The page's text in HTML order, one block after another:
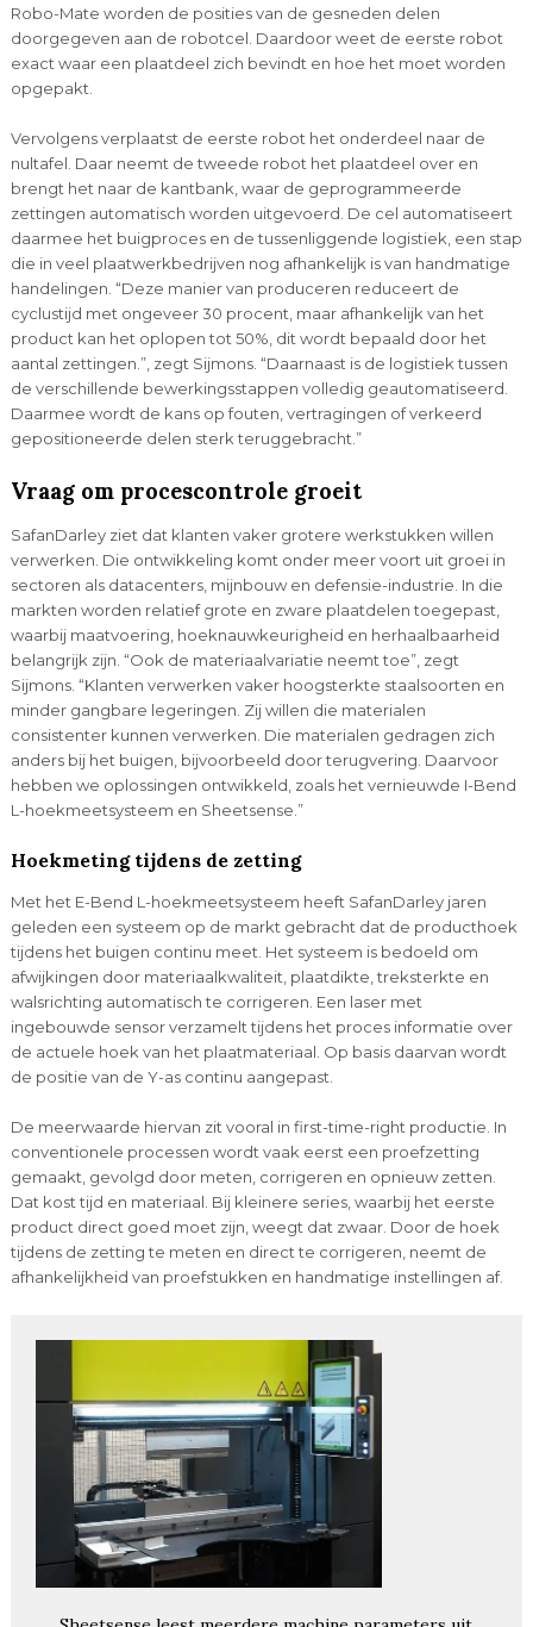
Robo-Mate worden de posities van de gesneden delen
doorgegeven aan de robotcel. Daardoor weet de eerste robot
exact waar een plaatdeel zich bevindt en hoe het moet worden
opgepakt.
Vervolgens verplaatst de eerste robot het onderdeel naar de
nultafel. Daar neemt de tweede robot het plaatdeel over en
brengt het naar de kantbank, waar de geprogrammeerde
zettingen automatisch worden uitgevoerd. De cel automatiseert
daarmee het buigproces en de tussenliggende logistiek, een stap
die in veel plaatwerkbedrijven nog afhankelijk is van handmatige
handelingen. “Deze manier van produceren reduceert de
cyclustijd met ongeveer 30 procent, maar afhankelijk van het
product kan het oplopen tot 50%, dit wordt bepaald door het
aantal zettingen.”, zegt Sijmons. “Daarnaast is de logistiek tussen
de verschillende bewerkingsstappen volledig geautomatiseerd.
Daarmee wordt de kans op fouten, vertragingen of verkeerd
gepositioneerde delen sterk teruggebracht.”
Vraag om procescontrole groeit
SafanDarley ziet dat klanten vaker grotere werkstukken willen
verwerken. Die ontwikkeling komt onder meer voort uit groei in
sectoren als datacenters, mijnbouw en defensie-industrie. In die
markten worden relatief grote en zware plaatdelen toegepast,
waarbij maatvoering, hoeknauwkeurigheid en herhaalbaarheid
belangrijk zijn. “Ook de materiaalvariatie neemt toe”, zegt
Sijmons. “Klanten verwerken vaker hoogsterkte staalsoorten en
minder gangbare legeringen. Zij willen die materialen
consistenter kunnen verwerken. Die materialen gedragen zich
anders bij het buigen, bijvoorbeeld door terugvering. Daarvoor
hebben we oplossingen ontwikkeld, zoals het vernieuwde I-Bend
L-hoekmeetsysteem en Sheetsense.”
Hoekmeting tijdens de zetting
Met het E-Bend L-hoekmeetsysteem heeft SafanDarley jaren
geleden een systeem op de markt gebracht dat de producthoek
tijdens het buigen continu meet. Het systeem is bedoeld om
afwijkingen door materiaalkwaliteit, plaatdikte, treksterkte en
walsrichting automatisch te corrigeren. Een laser met
ingebouwde sensor verzamelt tijdens het proces informatie over
de actuele hoek van het plaatmateriaal. Op basis daarvan wordt
de positie van de Y-as continu aangepast.
De meerwaarde hiervan zit vooral in first-time-right productie. In
conventionele processen wordt vaak eerst een proefzetting
gemaakt, gevolgd door meten, corrigeren en opnieuw zetten.
Dat kost tijd en materiaal. Bij kleinere series, waarbij het eerste
product direct goed moet zijn, weegt dat zwaar. Door de hoek
tijdens de zetting te meten en direct te corrigeren, neemt de
afhankelijkheid van proefstukken en handmatige instellingen af.